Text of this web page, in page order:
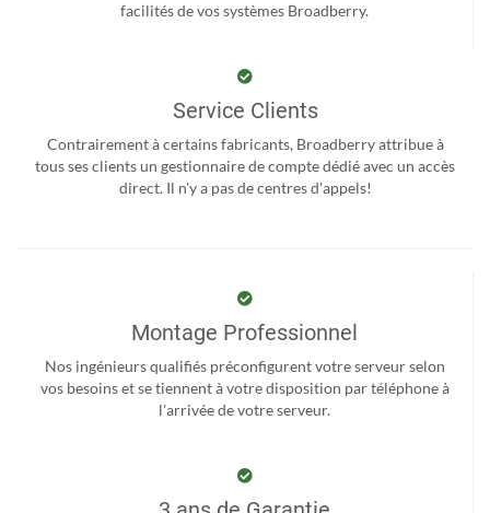
facilités de vos systèmes Broadberry.
Service Clients
Contrairement à certains fabricants, Broadberry attribue à
tous ses clients un gestionnaire de compte dédié avec un accès
direct. Il n'y a pas de centres d'appels!
Montage Professionnel
Nos ingénieurs qualifiés préconfigurent votre serveur selon
vos besoins et se tiennent à votre disposition par téléphone à
l'arrivée de votre serveur.